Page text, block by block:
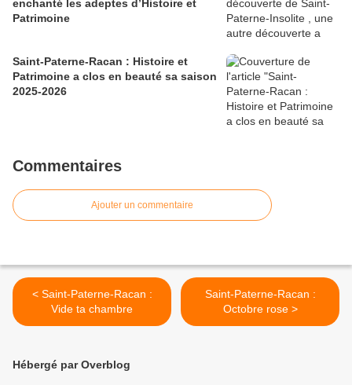
enchanté les adeptes d’Histoire et
Patrimoine
Saint-Paterne-Racan : Histoire et
Patrimoine a clos en beauté sa saison
2025-2026
Commentaires
Ajouter un commentaire
< Saint-Paterne-Racan :
Vide ta chambre
Saint-Paterne-Racan :
Octobre rose >
Hébergé par Overblog